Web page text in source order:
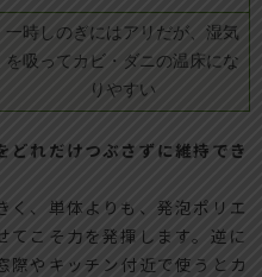
一時しのぎにはアリだが、湿気
を吸ってカビ・ダニの温床にな
りやすい
どれだけつぶさずに維持でき
く、単体よりも、発泡ポリエ
てこそ力を発揮します。逆に
際やキッチン付近で使うとカ